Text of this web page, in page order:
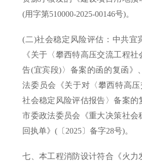
(用字第510000-2025-00146号)。
(二)社会稳定风险评估：中共宜
《关于〈攀西特高压交流工程
告(宜宾段)〉备案的函的复函》
法委员会《关于对〈攀西特高
社会稳定风险评估报告〉备案的
市委政法委员会《重大决策社会
回执单》(〔2025〕备字28号)。
七、本工程消防设计符合《火力